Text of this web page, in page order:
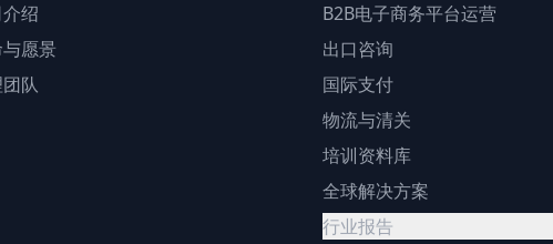
绍
愿景
队
B2B电子商务平台运营
出口咨询
国际支付
物流与清关
培训资料库
全球解决方案
行业报告